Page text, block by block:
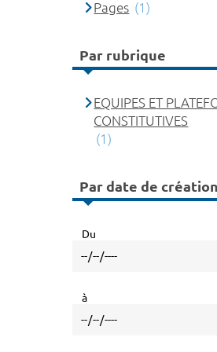
Pages (1)
Par rubrique
EQUIPES ET
CONSTITUTIVES
(1)
Par date de création
Du
à